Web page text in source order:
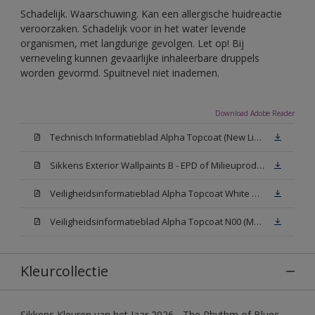
Schadelijk. Waarschuwing. Kan een allergische huidreactie
veroorzaken. Schadelijk voor in het water levende
organismen, met langdurige gevolgen. Let op! Bij
verneveling kunnen gevaarlijke inhaleerbare druppels
worden gevormd. Spuitnevel niet inademen.
Download Adobe Reader
Technisch Informatieblad Alpha Topcoat (New Livery) (PDF)
Sikkens Exterior Wallpaints B - EPD of Milieuproductverklaring
Veiligheidsinformatieblad Alpha Topcoat White W05 (MSDS)
Veiligheidsinformatieblad Alpha Topcoat N00 (MSDS)
Kleurcollectie